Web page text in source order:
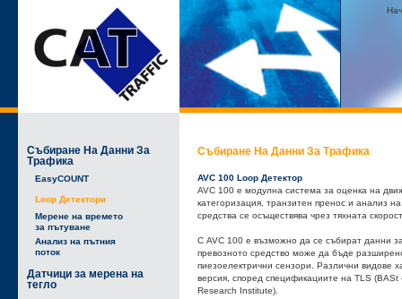
Събиране На Данни За Трафика
AVC 100 Loop Детектор
AVC 100 е модулна система за оценка на
категоризация, транзитен пренос и анализ
средства се осъществява чрез тяхната
С AVC 100 е възможно да се събират данни
превозното средство може да бъде
пиезоелектрични сензори. Различни видове
версия, според спецификациите на TLS
Research Institute).
Събиране На Данни За
Трафика
EasyCOUNT
Loop Детектори
Мерене на времето
за пътуване
Анализ на пътния
поток
Датчици за мерена на
тегло